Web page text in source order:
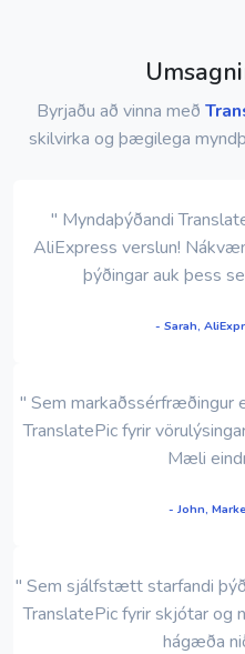
Byrjaðu að vinna með
skilvirka og þægilega
" Myndaþýðandi
AliExpress verslun!
þýðingar auk þess
- Sarah,
" Sem markaðssérfræðingur
TranslatePic fyrir
Mæli
- John,
" Sem sjálfstætt starfandi
TranslatePic fyrir skjótar og
hágæða